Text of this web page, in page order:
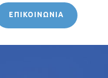
ΕΠΙΚΟΙΝΩΝΙΑ